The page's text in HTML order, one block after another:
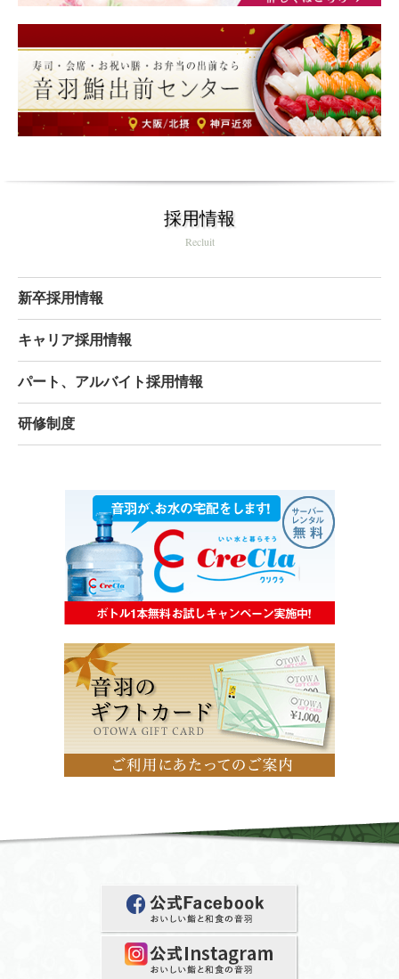
採用情報
Recluit
新卒採用情報
キャリア採用情報
パート、アルバイト採用情報
研修制度